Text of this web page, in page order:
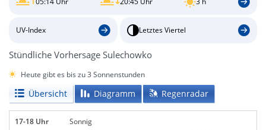
UV-Index Letztes Viertel
Stündliche Vorhersage Sulechowko
Heute gibt es bis zu 3 Sonnenstunden
Übersicht Diagramm Regenradar
17-18 Uhr Sonnig